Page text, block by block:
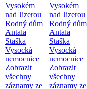
Vysokém
nad Jizerou
Rodný dům
Antala
Staška
Vysocká
nemocnice
Zobrazit
všechny
záznamy ze
Vysokém
nad Jizerou
Rodný dům
Antala
Staška
Vysocká
nemocnice
Zobrazit
všechny
záznamy ze